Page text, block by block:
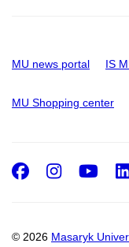
MU news portal IS
MU Shopping center
© 2026 Masaryk
Facebook